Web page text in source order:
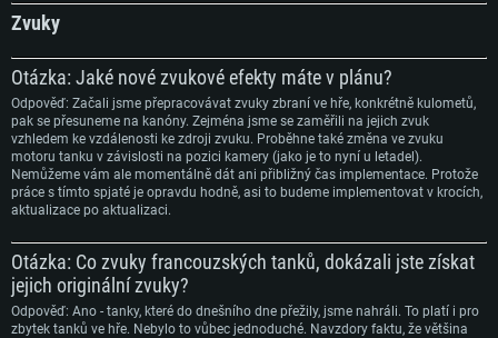
Místo na disku: 22,1 GB
Doporučené
OS: Windows 10/11 (64bitový)
Procesor: Intel Core i5 nebo Ryzen 5 3600 a lepší
Operační paměť: 16 GB
Grafická karta: podpora DirectX 11: Nvidia GeForce 1060 a lepší, Radeon RX
570 a lepší
Místo na disku: 62,2 GB
OS: Mac OS Big Sur 11.0 nebo novější
Procesor: Core i7 (Intel Xeon není podporován)
Operační paměť: 8 GB
Grafická karta: Radeon Vega II nebo výkonnější s podporou Metal.
Připojení: Širokopásmové připojení
Připojení: Širokopásmové připojení
Doporučené
OS: Ubuntu 20.04 64bit
Procesor: Intel Core i7
Operační paměť: 16 GB
Grafická karta: NVIDIA 1060 s nejnovějšími proprietárními ovladači (ne
nejnovějšími proprietárními ovladači (ne staršími, než půl roku) a s
podporou Vulcan.
Připojení: Širokopásmové připojení
Místo na disku: 62,2 GB
Zvuky
Otázka: Jaké nové zvukové efekty máte v plánu?
Odpověď: Začali jsme přepracovávat zvuky zbraní ve hře, konkrétně kulometů,
pak se přesuneme na kanóny. Zejména jsme se zaměřili na jejich zvuk
vzhledem ke vzdálenosti ke zdroji zvuku. Proběhne také změna ve zvuku
motoru tanku v závislosti na pozici kamery (jako je to nyní u letadel).
Nemůžeme vám ale momentálně dát ani přibližný čas implementace. Protože
práce s tímto spjaté je opravdu hodně, asi to budeme implementovat v krocích,
aktualizace po aktualizaci.
Otázka: Co zvuky francouzských tanků, dokázali jste získat
jejich originální zvuky?
Odpověď: Ano - tanky, které do dnešního dne přežily, jsme nahráli. To platí i pro
zbytek tanků ve hře. Nebylo to vůbec jednoduché. Navzdory faktu, že většina